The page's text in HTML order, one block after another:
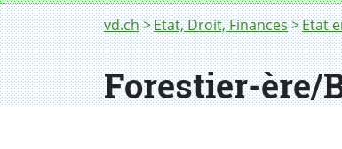
Fil d'Ariane
vd.ch Etat, Droit, Finances Etat
Forestier-ère/Bûcheron-ne
Forestier-ère/